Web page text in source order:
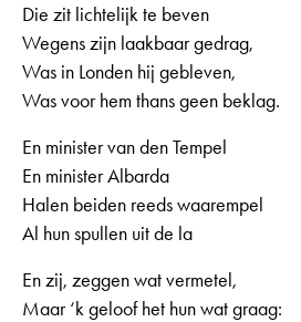
Die zit lichtelijk te beven
Wegens zijn laakbaar gedrag,
Was in Londen hij gebleven,
Was voor hem thans geen beklag.
En minister van den Tempel
En minister Albarda
Halen beiden reeds waarempel
Al hun spullen uit de la
En zij, zeggen wat vermetel,
Maar ‘k geloof het hun wat graag: